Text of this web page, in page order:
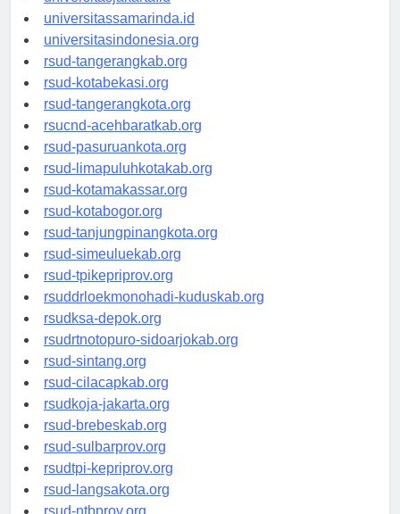
universitasjakarta.id
universitassamarinda.id
universitasindonesia.org
rsud-tangerangkab.org
rsud-kotabekasi.org
rsud-tangerangkota.org
rsucnd-acehbaratkab.org
rsud-pasuruankota.org
rsud-limapuluhkotakab.org
rsud-kotamakassar.org
rsud-kotabogor.org
rsud-tanjungpinangkota.org
rsud-simeuluekab.org
rsud-tpikepriprov.org
rsuddrloekmonohadi-kuduskab.org
rsudksa-depok.org
rsudrtnotopuro-sidoarjokab.org
rsud-sintang.org
rsud-cilacapkab.org
rsudkoja-jakarta.org
rsud-brebeskab.org
rsud-sulbarprov.org
rsudtpi-kepriprov.org
rsud-langsakota.org